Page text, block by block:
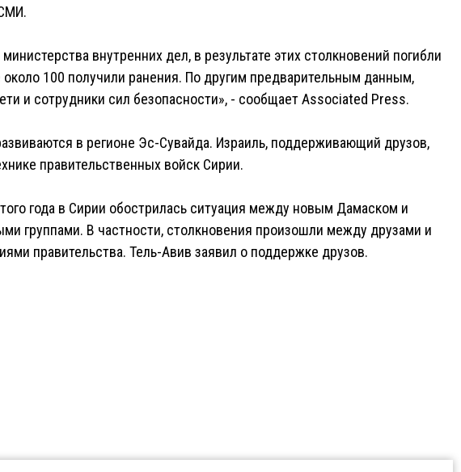
внутренних дел, в результате этих столкновений погибли
100 получили ранения. По другим предварительным данным,
и сотрудники сил безопасности», - сообщает Associated Press.
в регионе Эс-Сувайда. Израиль, поддерживающий друзов,
правительственных войск Сирии.
года в Сирии обострилась ситуация между новым Дамаском и
группами. В частности, столкновения произошли между друзами и
правительства. Тель-Авив заявил о поддержке друзов.